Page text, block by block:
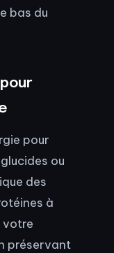
bas du
pour
ou
des
à
votre
préservant